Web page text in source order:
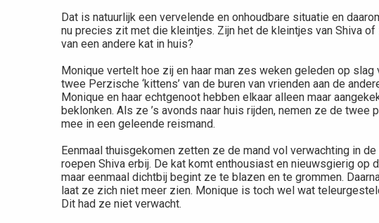
Dat is natuurlijk een vervelende en onhoudbare situatie en
nu precies zit met die kleintjes. Zijn het de kleintjes van Shiva of
van een andere kat in huis?
Monique vertelt hoe zij en haar man zes weken geleden op
twee Perzische ‘kittens’ van de buren van vrienden aan de
Monique en haar echtgenoot hebben elkaar alleen maar
beklonken. Als ze ’s avonds naar huis rijden, nemen ze de twee
mee in een geleende reismand.
Eenmaal thuisgekomen zetten ze de mand vol verwachting in
roepen Shiva erbij. De kat komt enthousiast en nieuwsgierig op
maar eenmaal dichtbij begint ze te blazen en te grommen.
laat ze zich niet meer zien. Monique is toch wel wat
Dit had ze niet verwacht.